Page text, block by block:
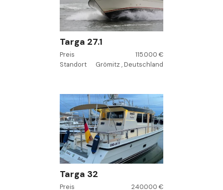
Targa 27.1
Preis
115.000 €
Standort
Grömitz , Deutschland
Targa 32
Preis
240.000 €